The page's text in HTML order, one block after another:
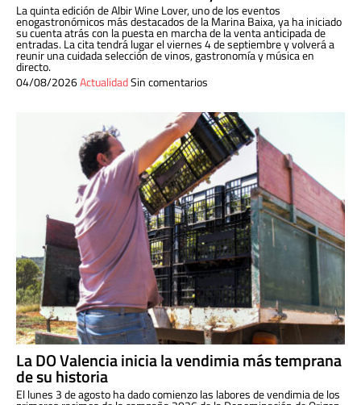
La quinta edición de Albir Wine Lover, uno de los eventos
enogastronómicos más destacados de la Marina Baixa, ya ha iniciado
su cuenta atrás con la puesta en marcha de la venta anticipada de
entradas. La cita tendrá lugar el viernes 4 de septiembre y volverá a
reunir una cuidada selección de vinos, gastronomía y música en
directo.
04/08/2026ActualidadSin comentarios
La DO Valencia inicia la vendimia más temprana
de su historia
El lunes 3 de agosto ha dado comienzo las labores de vendimia de los